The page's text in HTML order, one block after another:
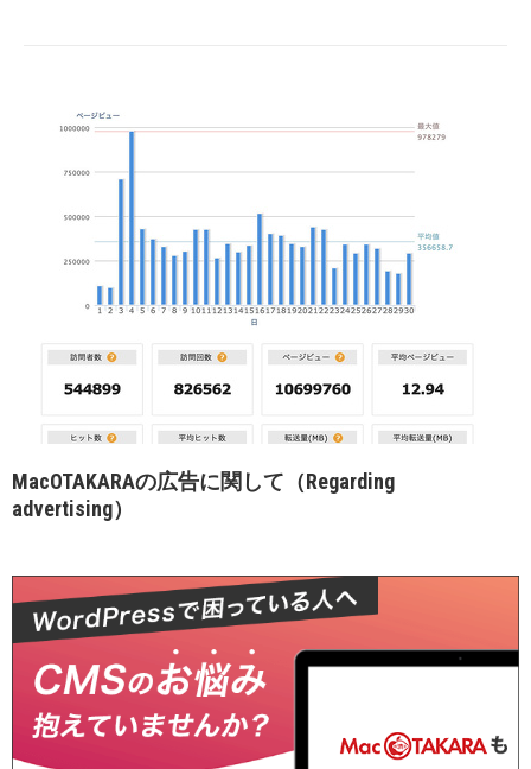
MacOTAKARAの広告に関して（Regarding
advertising）